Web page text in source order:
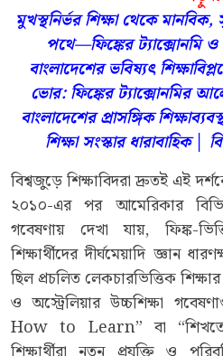
মুখস্থনির্ভর শিক্ষা থেকে
পথে—ফিঙ্কের ট্যাক্সোনমি
বাংলাদেশের ভবিষ্যৎ
ভোর: ফিঙ্কের ট্যাক্সোনমির
বাংলাদেশের প্রাসঙ্গিক
শিক্ষা সংস্কার ধারাবাহিক
বিশ্বজুড়ে শিক্ষাবিদরা দ্রুতই এই
২০১০-এর পর আমেরিকার
গবেষণায় দেখা যায়, ফিঙ্ক-
শিক্ষার্থীদের দীর্ঘমেয়াদি জ্ঞান
ছিল প্রচলিত লেকচারভিত্তিক
ও অস্ট্রেলিয়ার উচ্চশিক্ষা
How to Learn” বা “শিখতে